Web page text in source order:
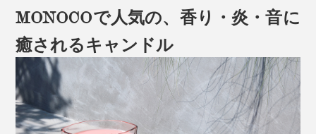
MONOCOで人気の、香り・炎・音に
癒されるキャンドル